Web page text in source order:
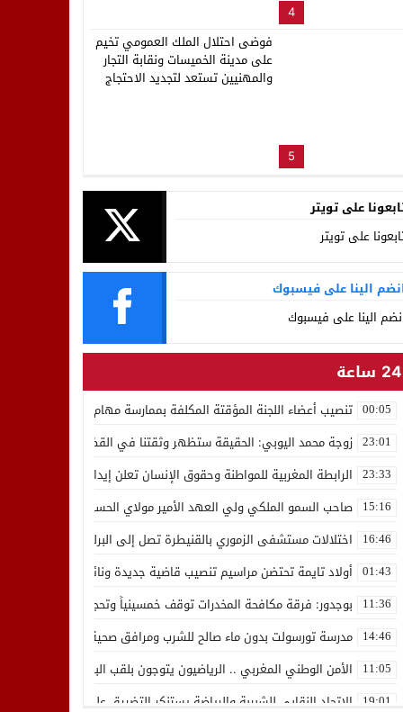
4
5
فوضى احتلال الملك العمومي تخيم
على مدينة الخميسات ونقابة التجار
والمهنيين تستعد لتجديد الاحتجاج
على تويتر
على تويتر
الينا على فيسبوك
الينا على فيسبوك
24 ساعة
00:05 تنصيب أعضاء اللجنة المؤقتة المكلفة بممارسة مهام المجلس الوطني
23:01 زوجة محمد اليوبي: الحقيقة ستظهر وثقتنا في القضاء ثابتة
23:33 الرابطة المغربية للمواطنة وحقوق الإنسان تعلن إيداع رئيسها
15:16 صاحب السمو الملكي ولي العهد الأمير مولاي الحسن يدشن “برج
16:46 اختلالات مستشفى الزموري بالقنيطرة تصل إلى البرلمان واستقالة
01:43 أولاد تايمة تحتضن مراسيم تنصيب قاضية جديدة ونائب لوكيل الملك
11:36 بوجدور: فرقة مكافحة المخدرات توقف خمسينياً وتحجز 10 كيلوغرامات من الشيرا
14:46 مدرسة تورسولت بدون ماء صالح للشرب ومرافق صحية في وضعية
11:05 الأمن الوطني المغربي .. الرياضيون يتوجون بلقب البطولة العربية
19:01 الاتحاد النقابي للشبيبة والرياضة يستنكر التضييق على الموظفين